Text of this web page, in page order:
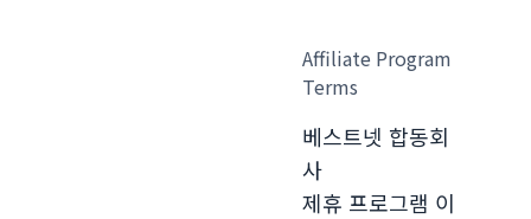
Affiliate Program
Terms
베스트넷 합동회
사
제휴 프로그램 이